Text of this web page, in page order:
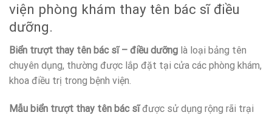
viện phòng khám thay tên bác sĩ điều
dưỡng.
Biển trượt thay tên bác sĩ – điều dưỡng là loại bảng tên
chuyên dụng, thường được lắp đặt tại cửa các phòng khám,
khoa điều trị trong bệnh viện.
Mẫu biển trượt thay tên bác sĩđược sử dụng rộng rãi trại